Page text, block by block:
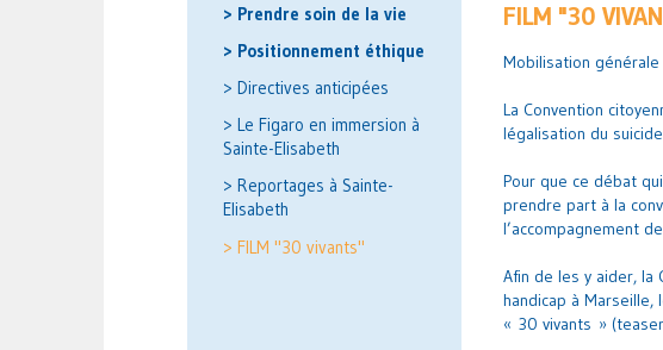
> Prendre soin de la vie
> Positionnement éthique
> Directives anticipées
> Le Figaro en immersion à
Sainte-Elisabeth
> Reportages à Sainte-
Elisabeth
> FILM "30 vivants"
FILM "30
Mobilisation
La Convention
légalisation du
Pour que ce débat
prendre part à la
l’accompagnement
Afin de les y aider, la
handicap à
« 30 vivants »